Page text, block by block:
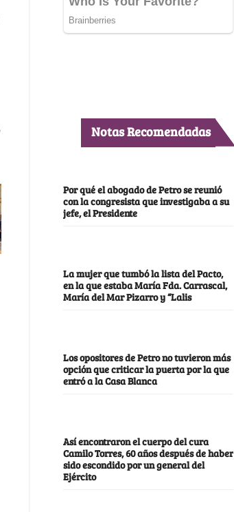
Notas Recomendadas
Por qué el abogado de Petro se reunió
con la congresista que investigaba a su
jefe, el Presidente
La mujer que tumbó la lista del Pacto,
en la que estaba María Fda. Carrascal,
María del Mar Pizarro y “Lalis
Los opositores de Petro no tuvieron más
opción que criticar la puerta por la que
entró a la Casa Blanca
Así encontraron el cuerpo del cura
Camilo Torres, 60 años después de haber
sido escondido por un general del
Ejército